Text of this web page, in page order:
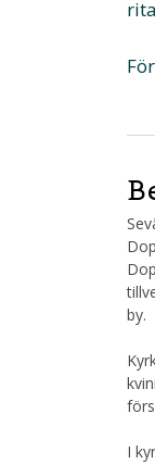
by.
I